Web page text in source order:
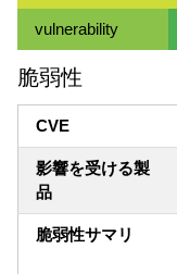
vulnerability
脆弱性
CVE
影響を受ける製
品
脆弱性サマリ